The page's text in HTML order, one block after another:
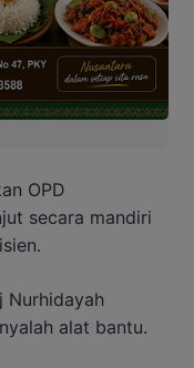
OPD
secara mandiri
Nurhidayah
alat bantu.